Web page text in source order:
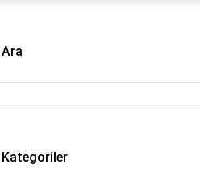
Ara
Kategoriler